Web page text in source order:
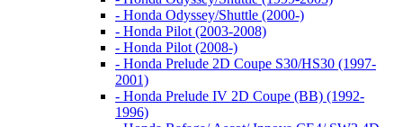
- Honda Odyssey/Shuttle (2000-)
- Honda Pilot (2003-2008)
- Honda Pilot (2008-)
- Honda Prelude 2D Coupe S30/HS30 (1997-
2001)
- Honda Prelude IV 2D Coupe (BB) (1992-
1996)